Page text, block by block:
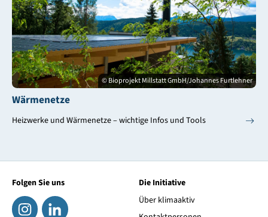
© Bioprojekt Millstatt GmbH/Johannes Furtlehner
Wärmenetze
Heizwerke und Wärmenetze – wichtige Infos und Tools
Folgen Sie uns
Die Initiative
Über klimaaktiv